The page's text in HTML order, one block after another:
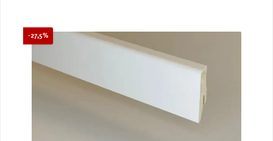
-27,5%Rabatt